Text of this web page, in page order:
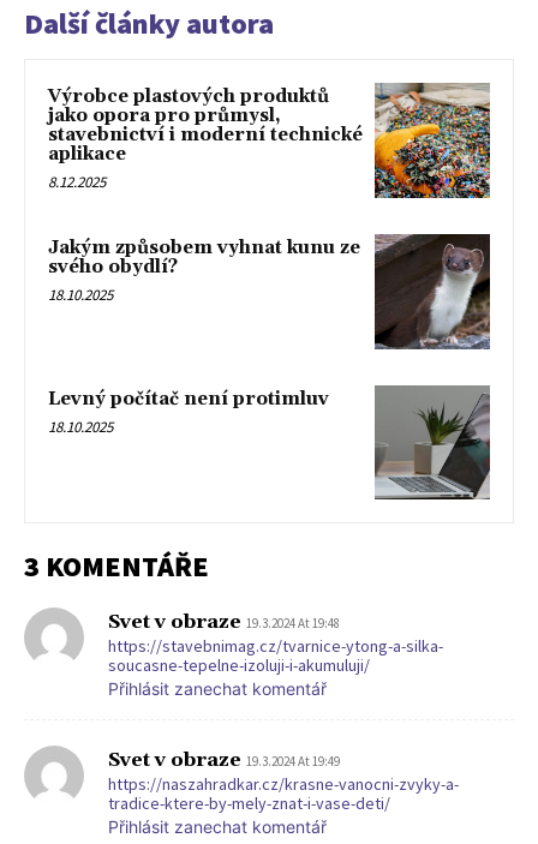
Další články autora
Výrobce plastových produktů
jako opora pro průmysl,
stavebnictví i moderní technické
aplikace
8.12.2025
Jakým způsobem vyhnat kunu ze
svého obydlí?
18.10.2025
Levný počítač není protimluv
18.10.2025
3 KOMENTÁŘE
Svet v obraze 19.3.2024 At 19:48
https://stavebnimag.cz/tvarnice-ytong-a-silka-
soucasne-tepelne-izoluji-i-akumuluji/
Přihlásit zanechat komentář
Svet v obraze 19.3.2024 At 19:49
https://naszahradkar.cz/krasne-vanocni-zvyky-a-
tradice-ktere-by-mely-znat-i-vase-deti/
Přihlásit zanechat komentář